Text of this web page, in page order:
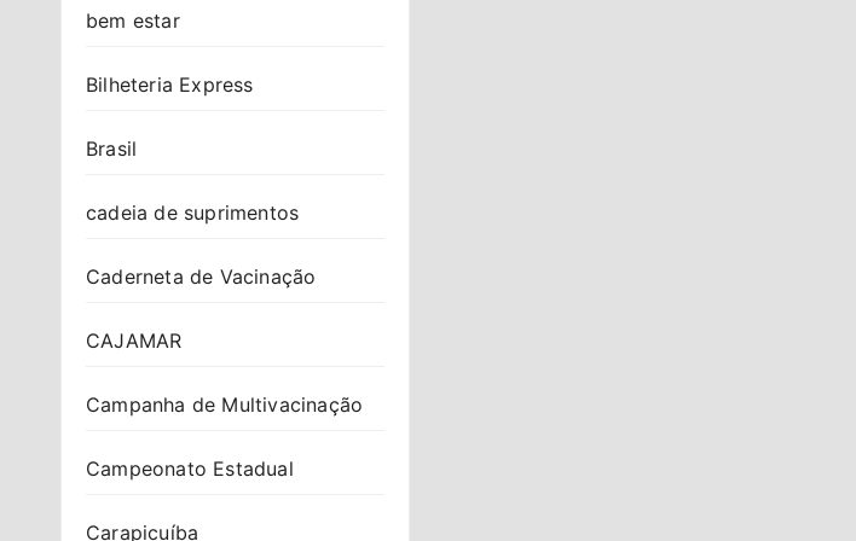
bem estar
Bilheteria Express
Brasil
cadeia de suprimentos
Caderneta de Vacinação
CAJAMAR
Campanha de Multivacinação
Campeonato Estadual
Carapicuíba